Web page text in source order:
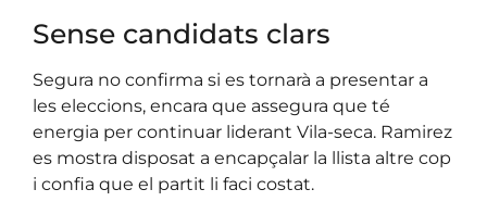
Sense candidats clars
Segura no confirma si es tornarà a presentar a
les eleccions, encara que assegura que té
energia per continuar liderant Vila-seca. Ramirez
es mostra disposat a encapçalar la llista altre cop
i confia que el partit li faci costat.